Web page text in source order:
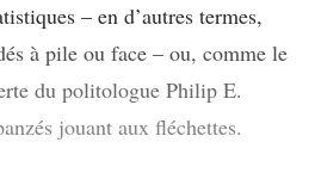
– en d’autres termes,
à pile ou face – ou, comme le
du politologue Philip E.
jouant aux fléchettes.